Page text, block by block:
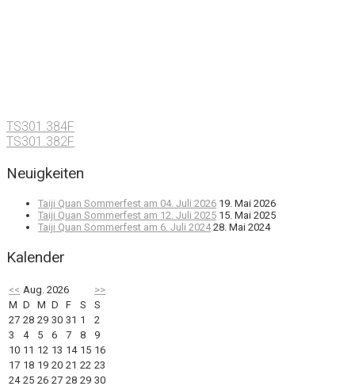
TS301.384F
TS301.382F
Neuigkeiten
Taiji Quan Sommerfest am 04. Juli 2026 19. Mai 2026
Taiji Quan Sommerfest am 12. Juli 2025 15. Mai 2025
Taiji Quan Sommerfest am 6. Juli 2024 28. Mai 2024
Kalender
<< Aug. 2026
>>
M D M D F S
S
27 28 29 30 31 1
2
3
4 5 6 7 8
9
10 11 12 13 14 15 16
17 18 19 20 21 22 23
24 25 26 27 28 29 30